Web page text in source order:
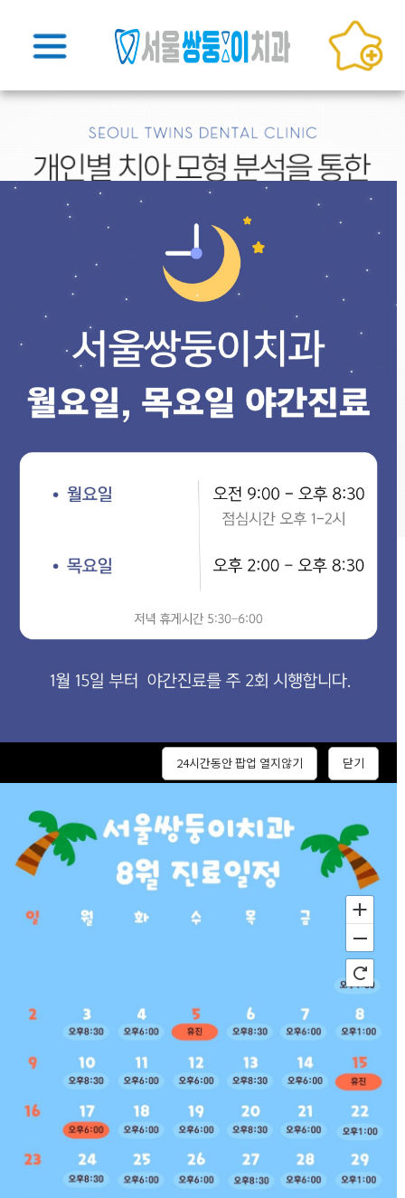
서울쌍둥이치과의원
100m
ADDRESS 서울시 노원구 동일로 1664, 2층
02)932-2275